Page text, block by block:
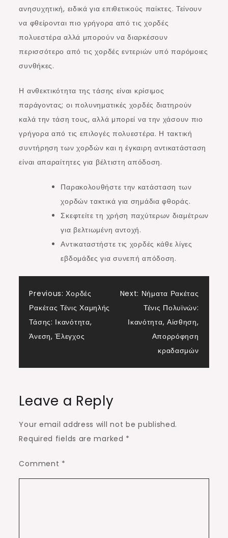
ανησυχητική, ειδικά για επιθετικούς παίκτες. Τείνουν
να φθείρονται πιο γρήγορα από τις χορδές
πολυεστέρα αλλά μπορούν να διαρκέσουν
περισσότερο από τις χορδές εντεριών υπό παρόμοιες
συνθήκες.
Η ανθεκτικότητα της τάσης είναι κρίσιμος
παράγοντας; οι πολυνηματικές χορδές διατηρούν
καλά την τάση τους, αλλά μπορεί να την χάσουν πιο
γρήγορα από τις επιλογές πολυεστέρα. Η τακτική
συντήρηση των χορδών και η έγκαιρη αντικατάσταση
είναι απαραίτητες για βέλτιστη απόδοση.
Παρακολουθήστε την κατάσταση των
χορδών τακτικά για σημάδια φθοράς.
Σκεφτείτε τη χρήση παχύτερων διαμέτρων
για βελτιωμένη αντοχή.
Αντικαταστήστε τις χορδές κάθε λίγες
εβδομάδες για συνεπή απόδοση.
Post
navigation
Previous: Χορδές
Ρακέτας Τένις Χαμηλής
Τάσης: Ικανότητα,
Άνεση, Έλεγχος
Next: Νήματα Ρακέτας
Τένις Πολυϊνών:
Ικανότητα, Αίσθηση,
Απορρόφηση
κραδασμών
Leave a Reply
Your email address will not be published.
Required fields are marked *
Comment *